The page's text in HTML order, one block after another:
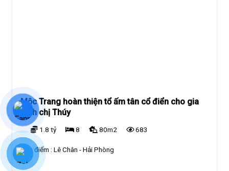
Mộc Trang hoàn thiện tổ ấm tân cổ điển cho gia
đình chị Thúy
1.8 tỷ 8 80m2 683
Địa điểm :Lê Chân - Hải Phòng